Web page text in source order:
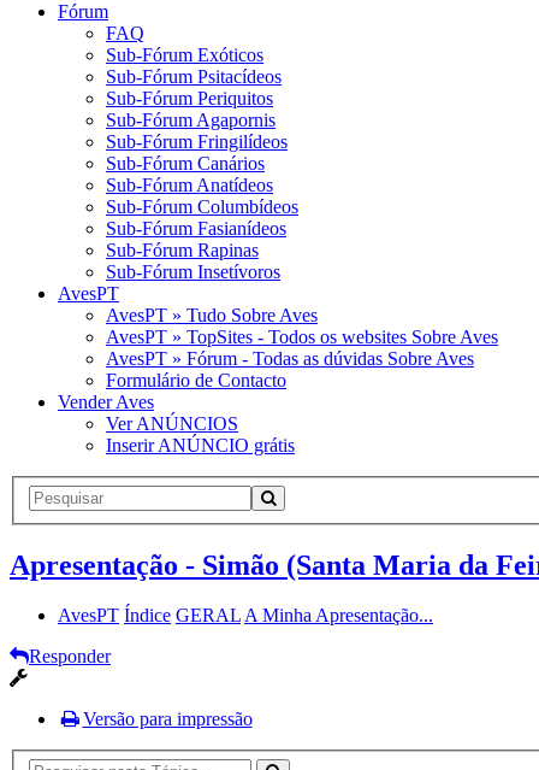
Fórum
FAQ
Sub-Fórum Exóticos
Sub-Fórum Psitacídeos
Sub-Fórum Periquitos
Sub-Fórum Agapornis
Sub-Fórum Fringilídeos
Sub-Fórum Canários
Sub-Fórum Anatídeos
Sub-Fórum Columbídeos
Sub-Fórum Fasianídeos
Sub-Fórum Rapinas
Sub-Fórum Insetívoros
AvesPT
AvesPT » Tudo Sobre Aves
AvesPT » TopSites - Todos os websites Sobre Aves
AvesPT » Fórum - Todas as dúvidas Sobre Aves
Formulário de Contacto
Vender Aves
Ver ANÚNCIOS
Inserir ANÚNCIO grátis
Apresentação - Simão (Santa Maria da
AvesPT Índice GERALA Minha Apresentação...
Responder
Versão para impressão